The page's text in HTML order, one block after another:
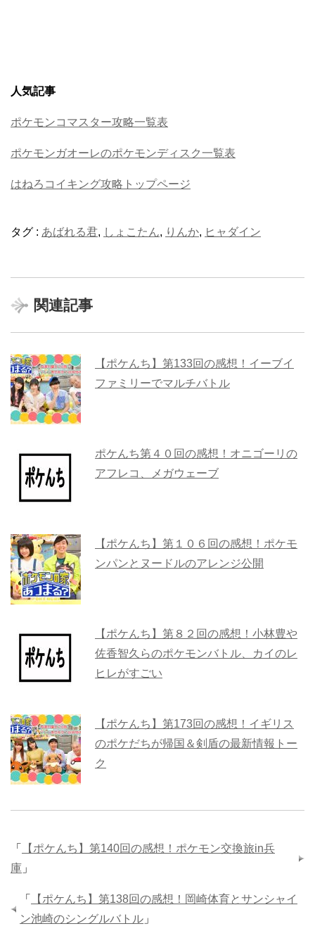
人気記事
ポケモンコマスター攻略一覧表
ポケモンガオーレのポケモンディスク一覧表
はねろコイキング攻略トップページ
タグ : あばれる君, しょこたん, りんか, ヒャダイン
関連記事
【ポケんち】第133回の感想！イーブイ
ファミリーでマルチバトル
ポケんち第４０回の感想！オニゴーリの
アフレコ、メガウェーブ
【ポケんち】第１０６回の感想！ポケモ
ンパンとヌードルのアレンジ公開
【ポケんち】第８２回の感想！小林豊や
佐香智久らのポケモンバトル、カイのレ
ヒレがすごい
【ポケんち】第173回の感想！イギリス
のポケだちが帰国＆剣盾の最新情報トー
ク
「
【ポケんち】第140回の感想！ポケモン交換旅in兵
庫 」
「
【ポケんち】第138回の感想！岡崎体育とサンシャイ
ン池崎のシングルバトル 」